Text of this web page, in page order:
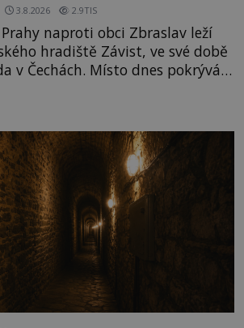
3.8.2026 2.9TIS
naproti obci Zbraslav leží
hradiště Závist, ve své době
v Čechách. Místo dnes pokrývá
monumentálním hradišti jsou
stále. Co dalšího tu po Keltech